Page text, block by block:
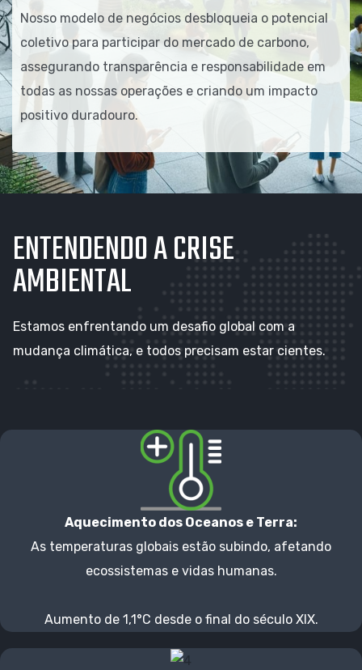
Nosso modelo de negócios desbloqueia o potencial
coletivo para participar do mercado de carbono,
assegurando transparência e responsabilidade em
todas as nossas operações e criando um impacto
positivo duradouro.
ENTENDENDO A CRISE
AMBIENTAL
Estamos enfrentando um desafio global com a
mudança climática, e todos precisam estar cientes.
Aquecimento dos Oceanos e Terra:
As temperaturas globais estão subindo, afetando
ecossistemas e vidas humanas.
Aumento de 1,1°C desde o final do século XIX.